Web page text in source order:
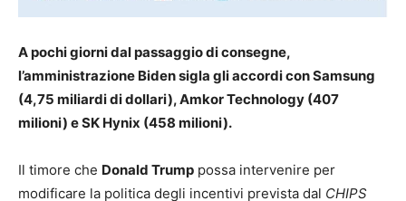
A pochi giorni dal passaggio di consegne,
l’amministrazione Biden sigla gli accordi con Samsung
(4,75 miliardi di dollari), Amkor Technology (407
milioni) e SK Hynix (458 milioni).
Il timore che Donald Trump possa intervenire per
modificare la politica degli incentivi prevista dal CHIPS